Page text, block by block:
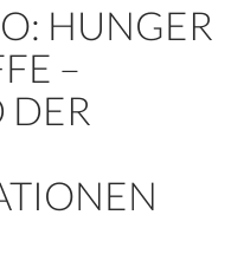
HUNGER
–
DER